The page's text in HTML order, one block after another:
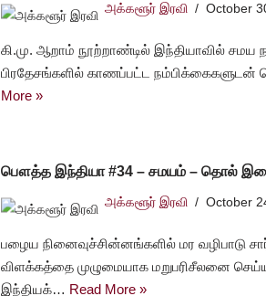
அக்களூர் இரவி October
கி.மு. ஆறாம் நூற்றாண்டில் இந்தியாவில் சமய
பிரதேசங்களில் காணப்பட்ட நம்பிக்கைகளுடன்
More »
பௌத்த இந்தியா #34 – சமயம் – தொல்
அக்களூர் இரவி October
பழைய நினைவுச்சின்னங்களில் மர வழிபாடு
விளக்கத்தை முழுமையாக மறுபரிசீலனை
இந்தியக்… Read More »